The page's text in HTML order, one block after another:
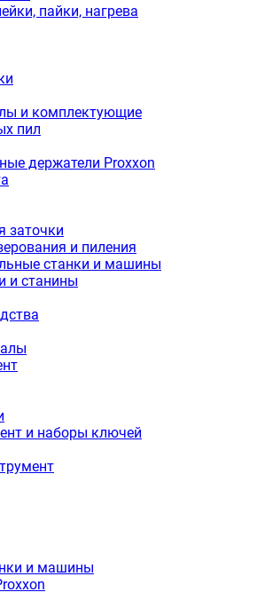
пайки, нагрева
и комплектующие
пил
держатели Proxxon
заточки
и пиления
станки и машины
и станины
и наборы ключей
и машины